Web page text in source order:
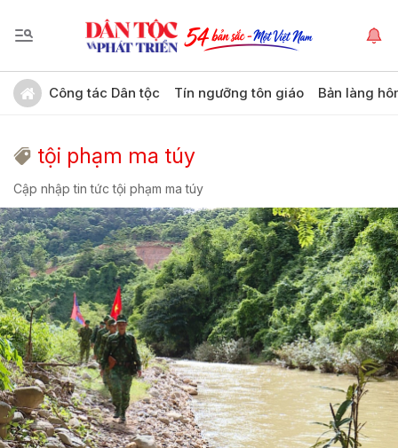
Công tác Dân tộc Tín ngưỡng tôn giáo Bản làng
tội phạm ma túy
Cập nhập tin tức tội phạm ma túy